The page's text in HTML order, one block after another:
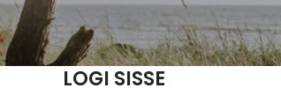
LOGI SISSE